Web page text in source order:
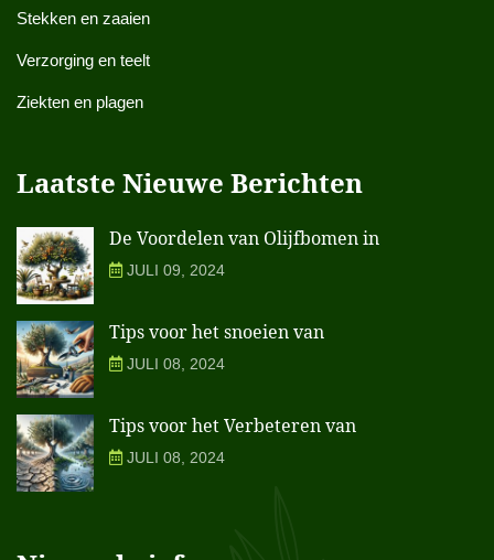
Stekken en zaaien
Verzorging en teelt
Ziekten en plagen
Laatste Nieuwe Berichten
De Voordelen van Olijfbomen in
JULI 09, 2024
Tips voor het snoeien van
JULI 08, 2024
Tips voor het Verbeteren van
JULI 08, 2024